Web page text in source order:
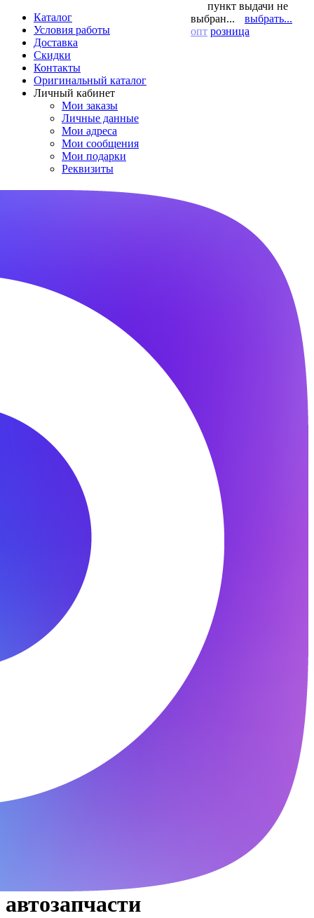
Каталог
Условия работы
Доставка
Скидки
Контакты
Оригинальный каталог
Личный кабинет
Мои заказы
Личные данные
Мои адреса
Мои сообщения
Мои подарки
Реквизиты
пункт выдачи не
выбран...
выбрать...
опт розница
автозапчасти